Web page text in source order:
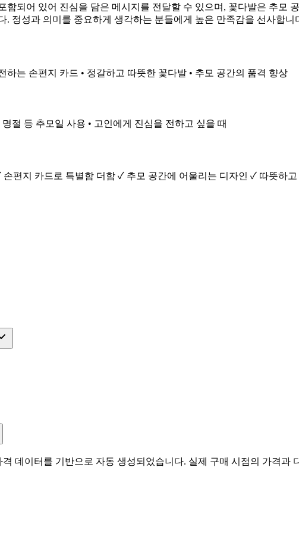
함되어 있어 진심을 담은 메시지를 전달할 수 있으며, 꽃다발은 추모
. 정성과 의미를 중요하게 생각하는 분들에게 높은 만족감을 선사합니
하는 손편지 카드 • 정갈하고 따뜻한 꽃다발 • 추모 공간의 품격 향상
절 등 추모일 사용 • 고인에게 진심을 전하고 싶을 때
편지 카드로 특별함 더함 ✓ 추모 공간에 어울리는 디자인 ✓ 따뜻하고
데이터를 기반으로 자동 생성되었습니다. 실제 구매 시점의 가격과